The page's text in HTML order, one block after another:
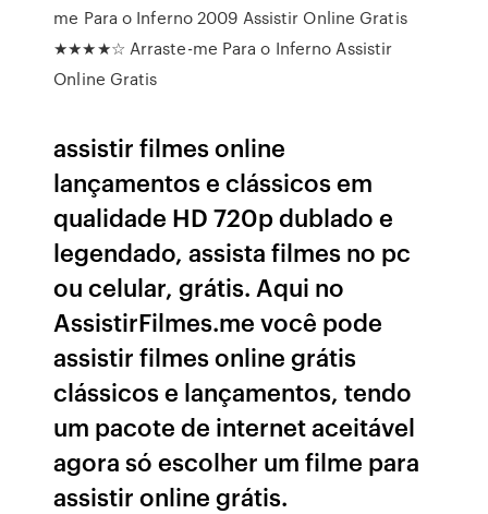
me Para o Inferno 2009 Assistir Online Gratis
★★★★☆ Arraste-me Para o Inferno Assistir
Online Gratis
assistir filmes online
lançamentos e clássicos em
qualidade HD 720p dublado e
legendado, assista filmes no pc
ou celular, grátis. Aqui no
AssistirFilmes.me você pode
assistir filmes online grátis
clássicos e lançamentos, tendo
um pacote de internet aceitável
agora só escolher um filme para
assistir online grátis.